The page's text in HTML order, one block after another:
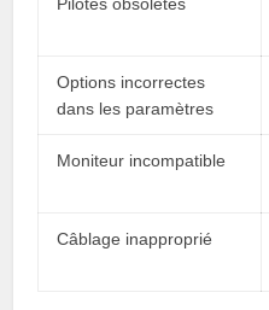
Options incorrectes
dans les paramètres
Moniteur incompatible
Câblage inapproprié